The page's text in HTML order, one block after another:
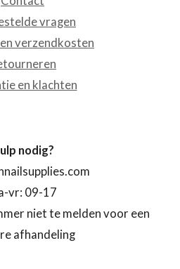
vragen
verzendkosten
en klachten
nodig?
vr: 09-17
niet te melden voor een
afhandeling